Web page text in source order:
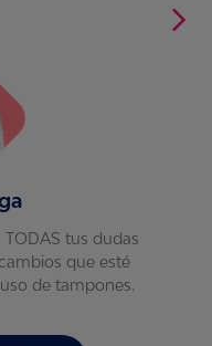
tus dudas
que esté
de tampones.